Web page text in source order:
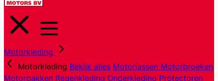
Motorkleding
Motorkleding Bekijk alles Motorjassen Motorbroeken
Motorpakken Regenkleding Onderkleding Protectoren